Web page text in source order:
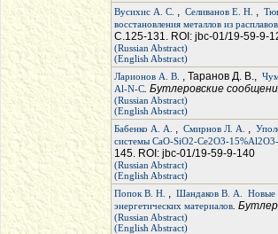
Вусихис А. С. , Селиванов Е. Н. ,
восстановления металлов из
С.125-131. ROI: jbc-01/19-59-9-
(Russian Abstract)
(English Abstract)
Ларионов А. В. , Таранов Д. В.,
Al-N-C. Бутлеровские
(Russian Abstract)
(English Abstract)
Бабенко А. А.
, Смирнов Л. А. ,
системы СаО-SiO2-Ce2O3-
145. ROI: jbc-01/19-59-9-140
(Russian Abstract)
(English Abstract)
Попок В. Н. , Шандаков В. А.
Новые
энергетических материалов.
(Russian Abstract)
(English Abstract)